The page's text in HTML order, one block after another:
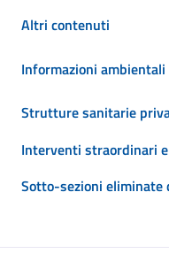
Altri contenuti
Informazioni ambientali
Strutture sanitarie
Interventi straordinari
Sotto-sezioni eliminate